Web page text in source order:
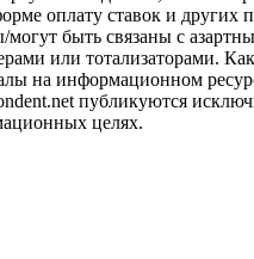
оплату ставок и других
могут быть связаны с
или тотализаторами.
на информационном
публикуются
целях.